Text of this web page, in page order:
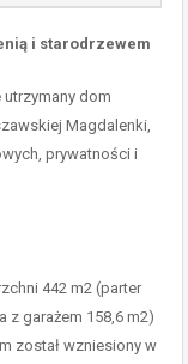
i starodrzewem
dom
Magdalenki,
prywatności i
442 m2 (parter
z garażem 158,6 m2)
został wzniesiony w